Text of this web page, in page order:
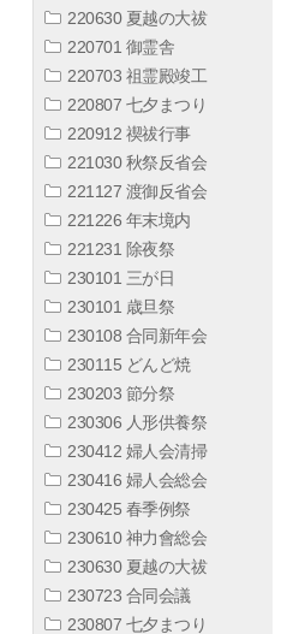
220630 夏越の大祓
220701 御霊舎
220703 祖霊殿竣工
220807 七夕まつり
220912 禊祓行事
221030 秋祭反省会
221127 渡御反省会
221226 年末境内
221231 除夜祭
230101 三が日
230101 歳旦祭
230108 合同新年会
230115 どんど焼
230203 節分祭
230306 人形供養祭
230412 婦人会清掃
230416 婦人会総会
230425 春季例祭
230610 神力會総会
230630 夏越の大祓
230723 合同会議
230807 七夕まつり